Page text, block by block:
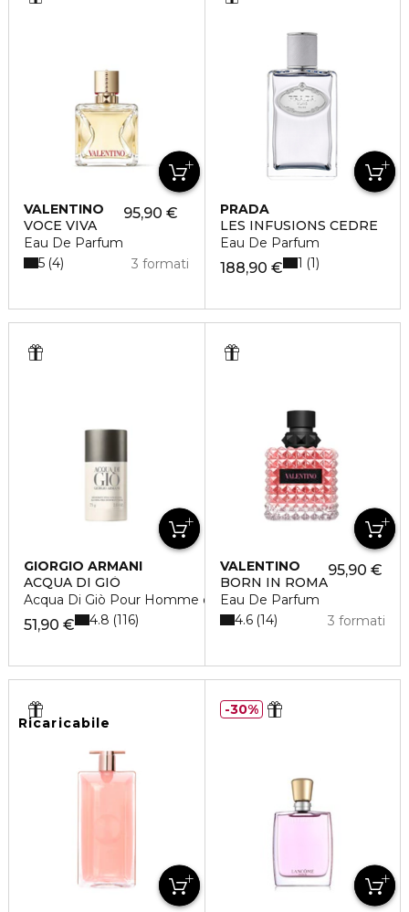
VALENTINO
VOCE VIVA
Eau De Parfum
95,90 €
3 formati
5 4
PRADA
LES INFUSIONS CEDRE
Eau De Parfum
188,90 € 1 1
GIORGIO ARMANI
ACQUA DI GIÒ
Acqua Di Giò Pour Homme deodorante stick
51,90 € 4.8 116
VALENTINO
BORN IN ROMA
Eau De Parfum
95,90 €
3 formati
4.6 14
Ricaricabile
30%